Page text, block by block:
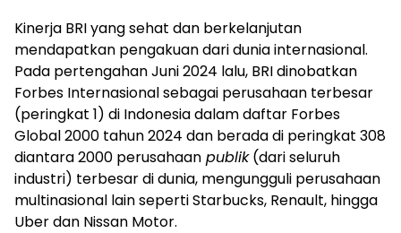
Kinerja BRI yang sehat dan berkelanjutan
mendapatkan pengakuan dari dunia internasional.
Pada pertengahan Juni 2024 lalu, BRI dinobatkan
Forbes Internasional sebagai perusahaan terbesar
(peringkat 1) di Indonesia dalam daftar Forbes
Global 2000 tahun 2024 dan berada di peringkat 308
diantara 2000 perusahaan publik(dari seluruh
industri) terbesar di dunia, mengungguli perusahaan
multinasional lain seperti Starbucks, Renault, hingga
Uber dan Nissan Motor.